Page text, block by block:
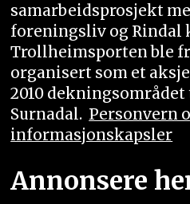
samarbeidsprosjekt
foreningsliv og Rindal
Trollheimsporten ble
organisert som et
2010
Surnadal. Personvern
informasjonskapsler
Annonsere